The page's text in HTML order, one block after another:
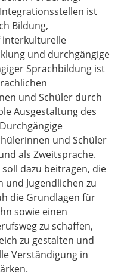
ist
Bildung,
interkulturelle
und durchgängige
Sprachbildung ist
und Schüler durch
Ausgestaltung des
und Schüler
als Zweitsprache.
dazu beitragen, die
und Jugendlichen zu
die Grundlagen für
sowie einen
zu schaffen,
zu gestalten und
Verständigung in